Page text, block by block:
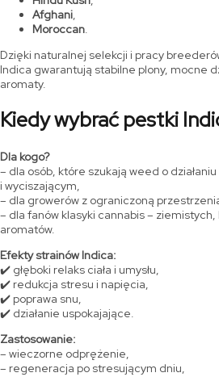
Afghani,
Moroccan.
Dzięki naturalnej selekcji i pracy
Indica gwarantują stabilne plony, mocne
aromaty.
Kiedy wybrać pestki
Dla kogo?
– dla osób, które szukają weed o
i wyciszającym,
– dla growerów z ograniczoną
– dla fanów klasyki cannabis – ziemistych,
aromatów.
Efekty strainów Indica:
✔️ głęboki relaks ciała i umysłu,
✔️ redukcja stresu i napięcia,
✔️ poprawa snu,
✔️ działanie uspokajające.
Zastosowanie:
– wieczorne odprężenie,
– regeneracja po stresującym dniu,